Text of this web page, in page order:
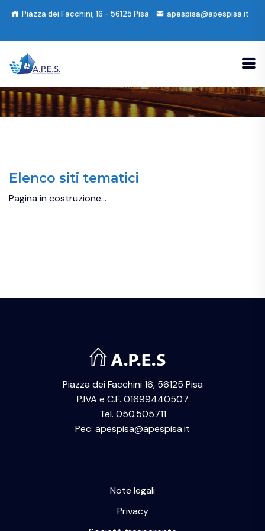
Piazza dei Facchini, 16 - 56125 Pisa apespisa@apespisa.it
Elenco siti tematici
Pagina in costruzione…
Piazza dei Facchini 16, 56125 Pisa
P.IVA e C.F. 01699440507
Tel. 050.505711
Pec: apespisa@apespisa.it
Note legali
Privacy